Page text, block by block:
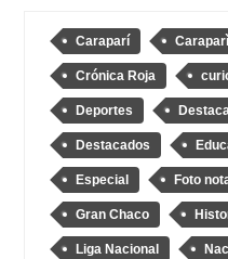
Caraparí Caraparì
Crónica Roja
Deportes
Destacados
Especial Foto
Gran Chaco
Liga Nacional